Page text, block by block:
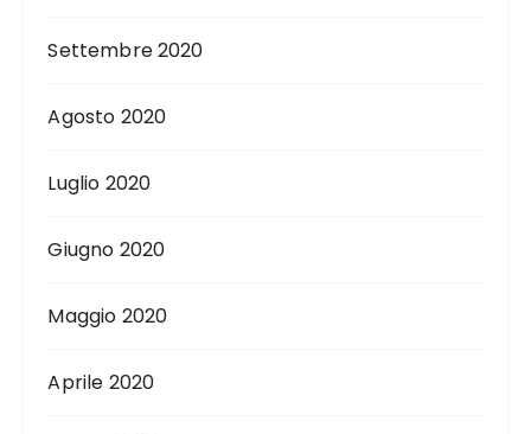
Settembre 2020
Agosto 2020
Luglio 2020
Giugno 2020
Maggio 2020
Aprile 2020